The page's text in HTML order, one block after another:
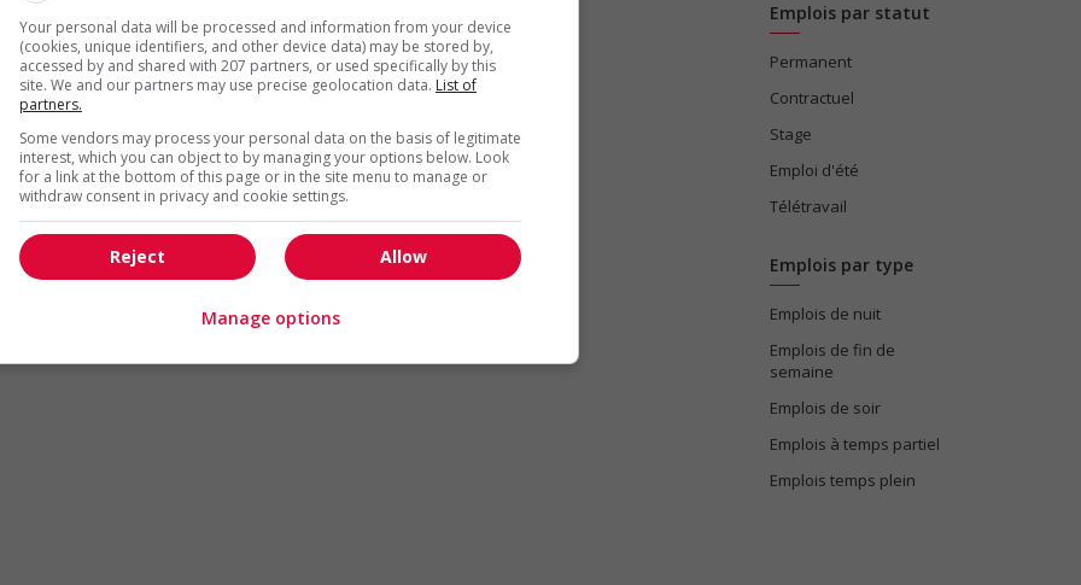
Arts et métiers de la mode Automobile et transport
Cadres supérieurs
Commerce / Offres de services
Comptabilité / Assurance
Construction / Manutention
Droit
Ingénierie / Sciences
Marketing / Communication
Ressources humaines
Tourisme / Hôtellerie
Santé
Emplois par statut
Permanent
Contractuel
Stage
Emploi d'été
Télétravail
Emplois par type
Emplois de nuit
Emplois de fin de
semaine
Emplois de soir
Emplois à temps partiel
Emplois temps plein
Your personal data will be processed and information from your device
(cookies, unique identifiers, and other device data) may be stored by,
accessed by and shared with 207 partners, or used specifically by this
site. We and our partners may use precise geolocation data. List of
partners.
Some vendors may process your personal data on the basis of legitimate
interest, which you can object to by managing your options below. Look
for a link at the bottom of this page or in the site menu to manage or
withdraw consent in privacy and cookie settings.
Allow
Reject
Manage options